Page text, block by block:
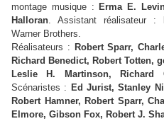
montage musique : Erma E.
Halloran. Assistant réalisateur :
Warner Brothers.
Réalisateurs : Robert Sparr,
Richard Benedict, Robert Totten,
Leslie H. Martinson, Richard
Scénaristes : Ed Jurist, Stanley
Robert Hamner, Robert Sparr,
Elmore, Gibson Fox, Robert J.